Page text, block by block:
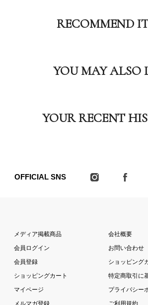
RECOMMEND
YOU MAY ALSO
YOUR RECENT
OFFICIAL SNS
メディア掲載商品
会員ログイン
会員登録
ショッピングカート
マイページ
メルマガ登録
会社概要
お問い合わせ
ショッピング
特定商取引に
プライバシー
ご利用規約